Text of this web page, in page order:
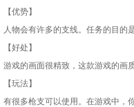
【优势】
人物会有许多的支线。任务的目的
【好处】
游戏的画面很精致，这款游戏的画
【玩法】
有很多枪支可以使用。在游戏中，